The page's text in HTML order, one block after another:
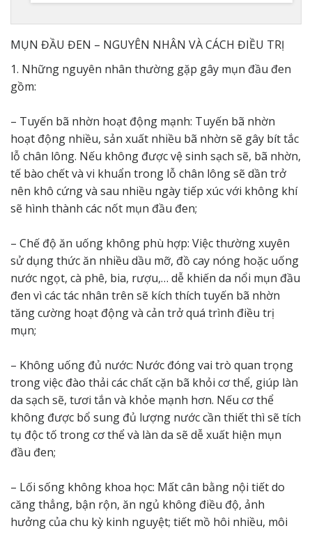
MỤN ĐẦU ĐEN – NGUYÊN NHÂN VÀ CÁCH ĐIỀU TRỊ
1. Những nguyên nhân thường gặp gây mụn đầu đen
gồm:
– Tuyến bã nhờn hoạt động mạnh: Tuyến bã nhờn
hoạt động nhiều, sản xuất nhiều bã nhờn sẽ gây bít tắc
lỗ chân lông. Nếu không được vệ sinh sạch sẽ, bã nhờn,
tế bào chết và vi khuẩn trong lỗ chân lông sẽ dần trở
nên khô cứng và sau nhiều ngày tiếp xúc với không khí
sẽ hình thành các nốt mụn đầu đen;
– Chế độ ăn uống không phù hợp: Việc thường xuyên
sử dụng thức ăn nhiều dầu mỡ, đồ cay nóng hoặc uống
nước ngọt, cà phê, bia, rượu,… dễ khiến da nổi mụn đầu
đen vì các tác nhân trên sẽ kích thích tuyến bã nhờn
tăng cường hoạt động và cản trở quá trình điều trị
mụn;
– Không uống đủ nước: Nước đóng vai trò quan trọng
trong việc đào thải các chất cặn bã khỏi cơ thể, giúp làn
da sạch sẽ, tươi tắn và khỏe mạnh hơn. Nếu cơ thể
không được bổ sung đủ lượng nước cần thiết thì sẽ tích
tụ độc tố trong cơ thể và làn da sẽ dễ xuất hiện mụn
đầu đen;
– Lối sống không khoa học: Mất cân bằng nội tiết do
căng thẳng, bận rộn, ăn ngủ không điều độ, ảnh
hưởng của chu kỳ kinh nguyệt; tiết mồ hôi nhiều, môi